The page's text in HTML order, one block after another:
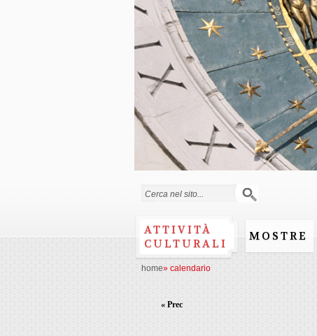
Form di ricerca
ATTIVITÀ
CULTURALI
MOSTRE
home» calendario
« Prec